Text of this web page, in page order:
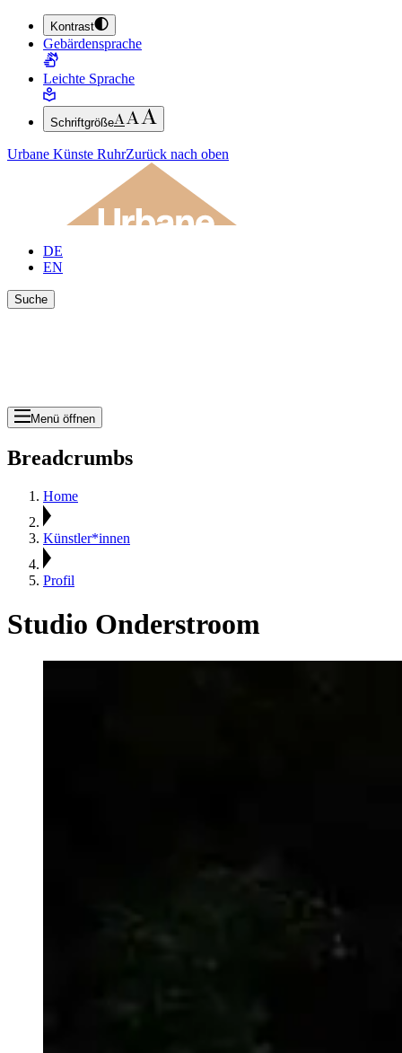
ZUM HAUPTINHALT SPRINGEN (ENTER DRÜCKEN)
ZUM FUSSBEREICH SPRINGEN (ENTER DRÜCKEN)
Kontrast
Gebärdensprache
Leichte Sprache
Schriftgröße
Urbane Künste RuhrZurück nach oben
DE
EN
Suche
Menü öffnen
Breadcrumbs
Home
Künstler*innen
Profil
Studio Onderstroom